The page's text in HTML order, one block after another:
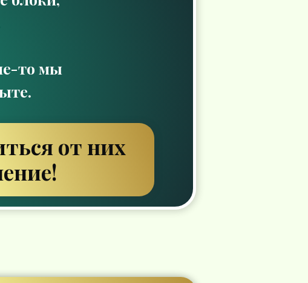
от них
то мы